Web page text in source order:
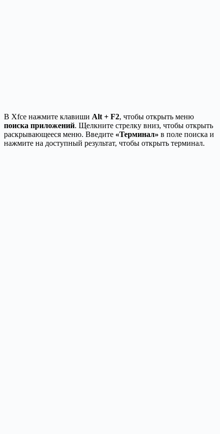
В Xfce нажмите клавиши Alt + F2, чтобы открыть меню
поиска приложений. Щелкните стрелку вниз, чтобы открыть
раскрывающееся меню. Введите «Терминал» в поле поиска и
нажмите на доступный результат, чтобы открыть терминал.